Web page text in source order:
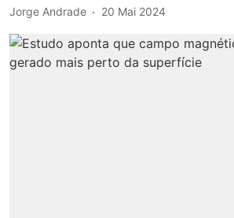
Jorge Andrade 20 Mai 2024